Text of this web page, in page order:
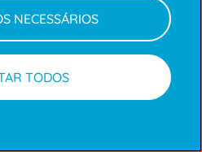
NECESSÁRIOS
TODOS